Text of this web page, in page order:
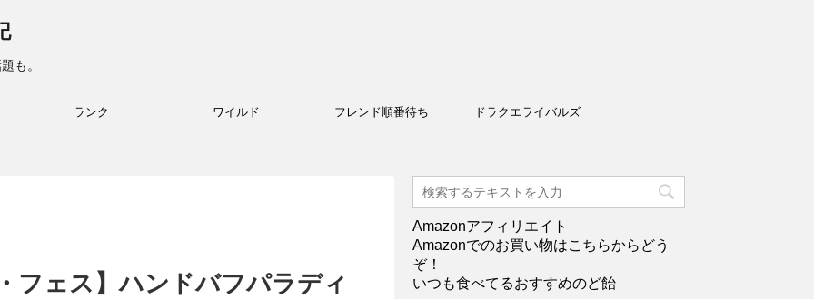
も。
ランク ワイルド フレンド順番待ち ドラクエライバルズ
フェス】ハンドバフパラディ
Amazonアフィリエイト
Amazonでのお買い物はこちらからどう
ぞ！
いつも食べてるおすすめのど飴